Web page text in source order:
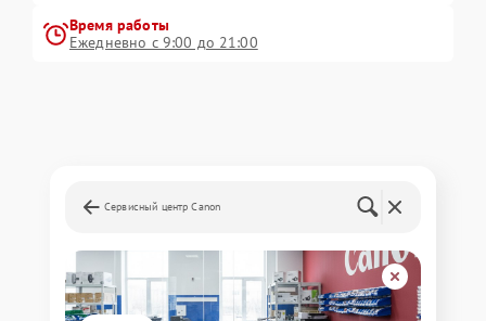
Время работы
Ежедневно с 9:00 до 21:00
Сервисный центр Canon